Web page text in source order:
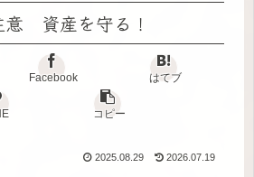
意 資産を守る！
Facebook はてブ
コピー
2025.08.29 2026.07.19